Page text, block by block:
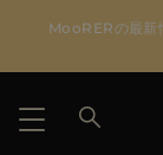
MooRERの最新